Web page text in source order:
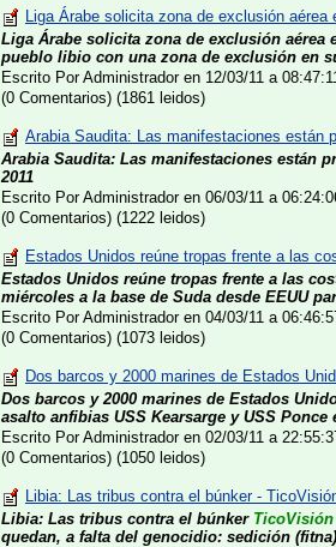
Liga Árabe solicita zona de exclusión aérea
Liga Árabe solicita zona de exclusión aérea
pueblo libio con una zona de exclusión en
Escrito Por Administrador en 12/03/11 a
(0 Comentarios) (1861 leidos)
Arabia Saudita: Las manifestaciones están
Arabia Saudita: Las manifestaciones están
2011
Escrito Por Administrador en 06/03/11 a
(0 Comentarios) (1222 leidos)
Estados Unidos reúne tropas frente a las
Estados Unidos reúne tropas frente a las
miércoles a la base de Suda desde EEUU
Escrito Por Administrador en 04/03/11 a
(0 Comentarios) (1073 leidos)
Dos barcos y 2000 marines de Estados
Dos barcos y 2000 marines de Estados
asalto anfibias USS Kearsarge y USS Ponce
Escrito Por Administrador en 02/03/11 a
(0 Comentarios) (1050 leidos)
Libia: Las tribus contra el búnker -
Libia: Las tribus contra el búnker TicoVisión
quedan, a falta del genocidio: sedición